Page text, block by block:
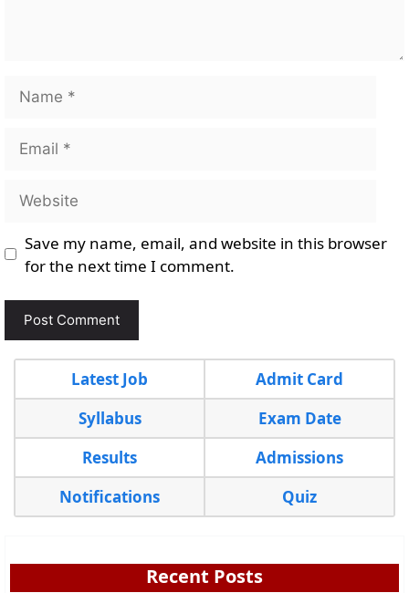
Name
Email
Website
Save my name, email, and website in this browser
for the next time I comment.
Latest Job
Admit Card
Syllabus
Exam Date
Results
Admissions
Notifications
Quiz
Recent Posts